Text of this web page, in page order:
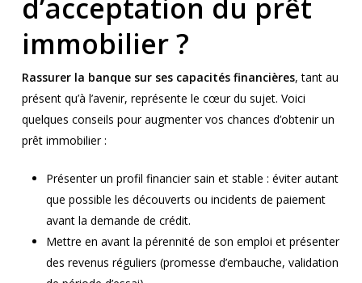
d’acceptation du prêt
immobilier ?
Rassurer la banque sur ses capacités financières, tant au
présent qu’à l’avenir, représente le cœur du sujet. Voici
quelques conseils pour augmenter vos chances d’obtenir un
prêt immobilier :
Présenter un profil financier sain et stable : éviter autant
que possible les découverts ou incidents de paiement
avant la demande de crédit.
Mettre en avant la pérennité de son emploi et présenter
des revenus réguliers (promesse d’embauche, validation